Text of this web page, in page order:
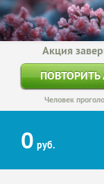
Акция
Человек
0 руб.